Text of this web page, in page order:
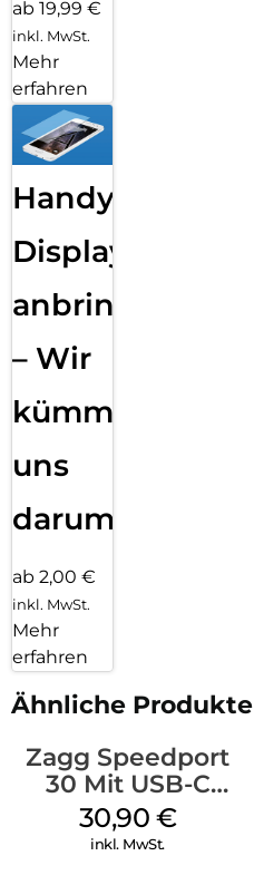
ab 19,99 €
inkl. MwSt.
Mehr
erfahren
Handy
Displayfolie
anbringen
– Wir
kümmern
uns
darum!
ab 2,00 €
inkl. MwSt.
Mehr
erfahren
Ähnliche Produkte
Zagg Speedport
30 Mit USB-C
Kabel Weiß
30,90 €
inkl. MwSt.